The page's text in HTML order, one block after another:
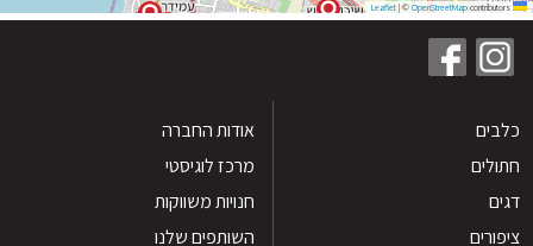
|©OpenStreetMap
אודות החברה
מרכז לוגיסטי
חנויות משווקות
השותפים שלנו